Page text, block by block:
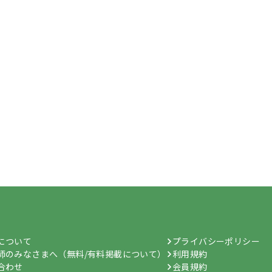
ついて
のみなさまへ（無料/有料掲載について）
わせ
プライバシーポリシー
利用規約
会員規約